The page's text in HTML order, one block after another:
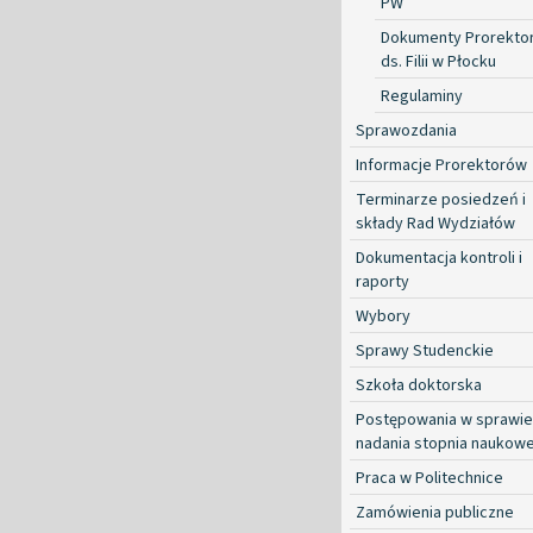
Dokumenty
ds. Filii w Płocku
Regulaminy
Sprawozdania
Informacje Prorektorów
Terminarze posiedzeń i
składy Rad Wydziałów
Dokumentacja kontroli i
raporty
Wybory
Sprawy Studenckie
Szkoła doktorska
Postępowania w sprawie
nadania stopnia
Praca w Politechnice
Zamówienia publiczne